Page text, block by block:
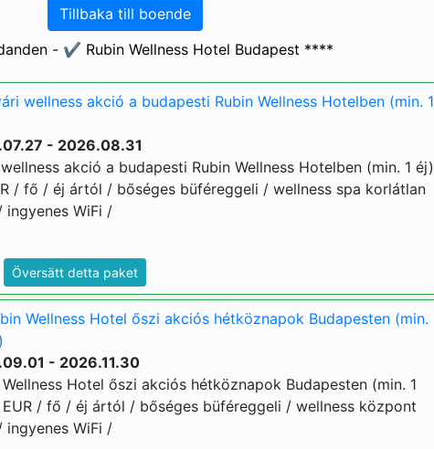
Tillbaka till boende
- ✔️ Rubin Wellness Hotel Budapest ****
wellness akció a budapesti Rubin Wellness Hotelben (min. 1
- 2026.08.31
akció a budapesti Rubin Wellness Hotelben (min. 1 éj)
/ fő / éj ártól / bőséges büféreggeli / wellness spa korlátlan
ingyenes WiFi /
Översätt detta paket
Wellness Hotel őszi akciós hétköznapok Budapesten (min.
- 2026.11.30
Wellness Hotel őszi akciós hétköznapok Budapesten (min. 1
EUR / fő / éj ártól / bőséges büféreggeli / wellness központ
ingyenes WiFi /